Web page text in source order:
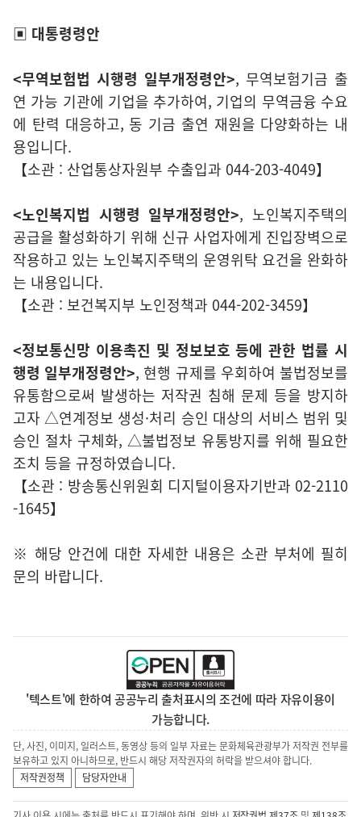
▣ 대통령령안
<무역보험법 시행령 일부개정령안>, 무역보험기금 출
연 가능 기관에 기업을 추가하여, 기업의 무역금융 수요
에 탄력 대응하고, 동 기금 출연 재원을 다양화하는 내
용입니다.
【소관 : 산업통상자원부 수출입과 044-203-4049】
<노인복지법 시행령 일부개정령안>, 노인복지주택의
공급을 활성화하기 위해 신규 사업자에게 진입장벽으로
작용하고 있는 노인복지주택의 운영위탁 요건을 완화하
는 내용입니다.
【소관 : 보건복지부 노인정책과 044-202-3459】
<정보통신망 이용촉진 및 정보보호 등에 관한 법률 시
행령 일부개정령안>, 현행 규제를 우회하여 불법정보를
유통함으로써 발생하는 저작권 침해 문제 등을 방지하
고자 △연계정보 생성·처리 승인 대상의 서비스 범위 및
승인 절차 구체화, △불법정보 유통방지를 위해 필요한
조치 등을 규정하였습니다.
【소관 : 방송통신위원회 디지털이용자기반과 02-2110
-1645】
※ 해당 안건에 대한 자세한 내용은 소관 부처에 필히
문의 바랍니다.
'텍스트'에 한하여 공공누리 출처표시의 조건에 따라 자유이용이
가능합니다.
단, 사진, 이미지, 일러스트, 동영상 등의 일부 자료는 문화체육관광부가 저작권 전부를
보유하고 있지 아니하므로, 반드시 해당 저작권자의 허락을 받으셔야 합니다.
저작권정책
담당자안내